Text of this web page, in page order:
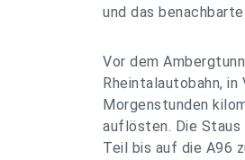
und das benachbarte
Vor dem
Rheintalautobahn,
Morgenstunden
auflösten. Die Staus
Teil bis auf die A96